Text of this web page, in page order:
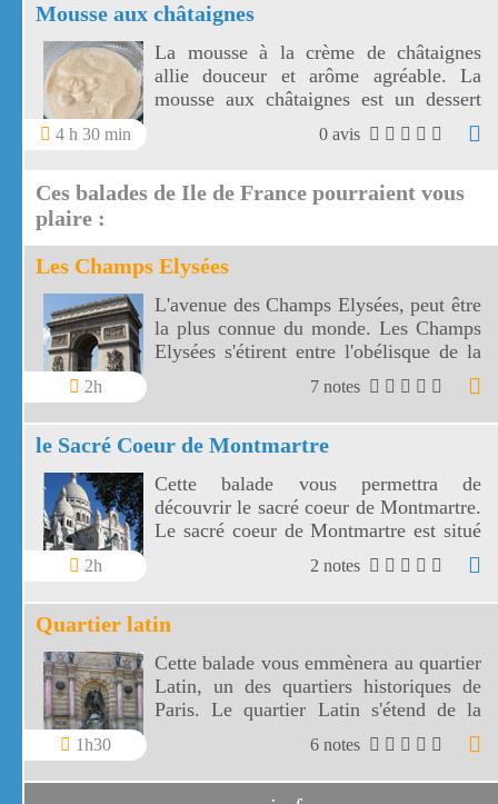
Mousse aux châtaignes
4 h 30 min
La mousse à la crème de châtaignes
allie douceur et arôme agréable. La
mousse aux châtaignes est un dessert
facile à réaliser et se déguste avec des
0 avis
Ces balades de Ile de France pourraient vous
plaire :
Les Champs Elysées
2h
L'avenue des Champs Elysées, peut être
la plus connue du monde. Les Champs
Elysées s'étirent entre l'obélisque de la
Concorde et l'arc de Triomphe de
7 notes
le Sacré Coeur de Montmartre
2h
Cette balade vous permettra de
découvrir le sacré coeur de Montmartre.
Le sacré coeur de Montmartre est situé
comme la place du Tertre sur la butte
Montmartre à Paris.
2 notes
Quartier latin
1h30
Cette balade vous emmènera au quartier
Latin, un des quartiers historiques de
Paris. Le quartier Latin s'étend de la
Sorbonne au Panthéon, des bords de
Seine au jardin du Luxembourg.
6 notes